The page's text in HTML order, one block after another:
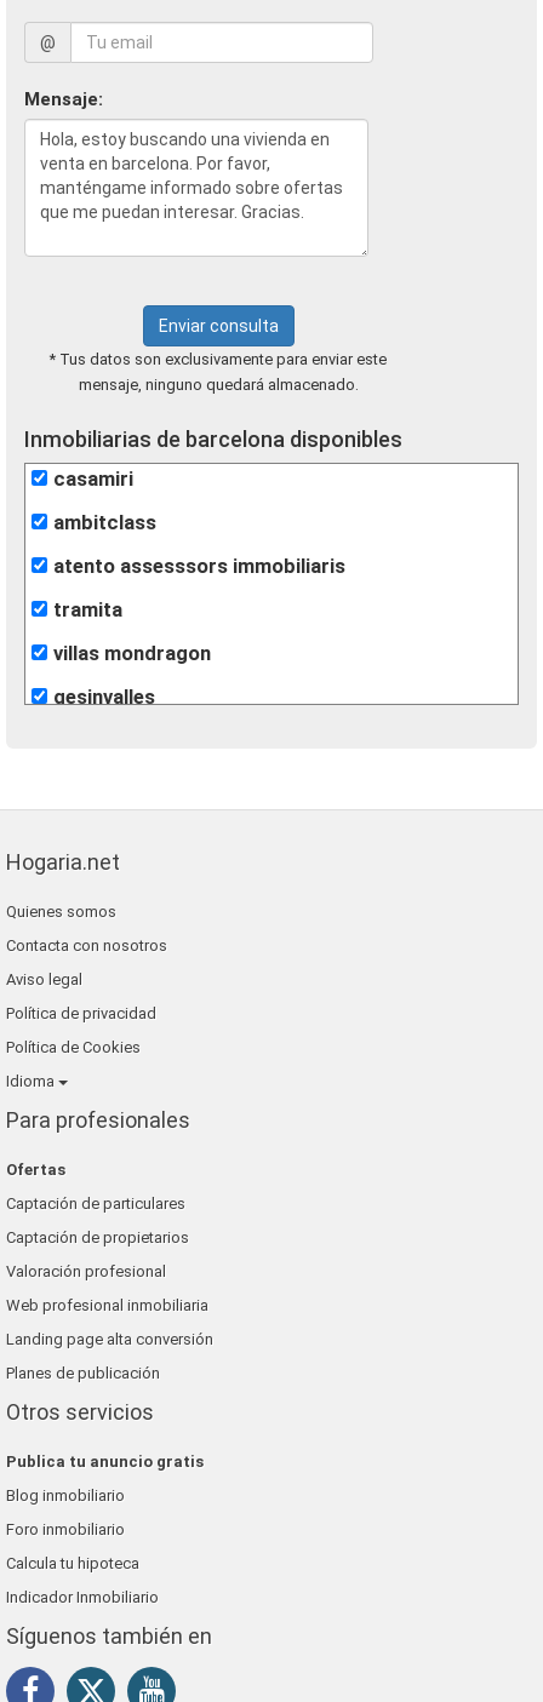
@
Mensaje:
Enviar consulta
* Tus datos son exclusivamente para enviar este
mensaje, ninguno quedará almacenado.
Inmobiliarias de barcelona disponibles
casamiri
ambitclass
atento assesssors immobiliaris
tramita
villas mondragon
gesinvalles
lunallar
blaneshouse s.l.
grup 90
Hogaria.net
Quienes somos
Contacta con nosotros
Aviso legal
Política de privacidad
Política de Cookies
Idioma
Para profesionales
Ofertas
Captación de particulares
Captación de propietarios
Valoración profesional
Web profesional inmobiliaria
Landing page alta conversión
Planes de publicación
Otros servicios
Publica tu anuncio gratis
Blog inmobiliario
Foro inmobiliario
Calcula tu hipoteca
Indicador Inmobiliario
Síguenos también en